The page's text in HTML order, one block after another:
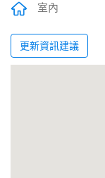
室內
更新資訊建議